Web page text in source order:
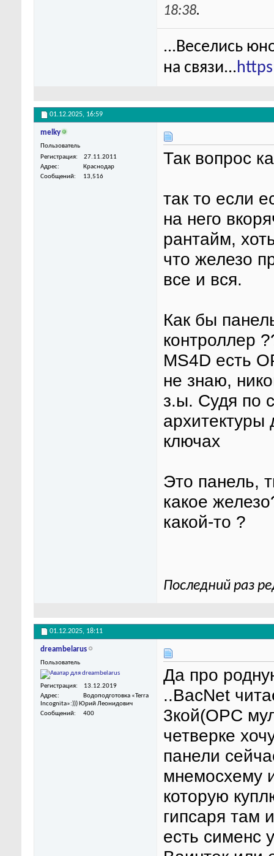
18:38.
...Веселись
на связи...
01.12.2025, 16:59
melky
Пользователь
Регистрация
27.11.2011
Адрес
Краснодар
Сообщений
13,516
Так вопрос
так то если
на него
рантайм,
что железо
все и вся.
Как бы
контроллер
MS4D есть
не знаю,
з.ы. Судя по
ключах
Это панель,
какое
какой-то ?
Последний раз
01.12.2025, 18:11
dreambelarus
Пользователь
Регистрация
13.12.2019
Адрес
Водоподготовка «Terra
Incognita»:))) Юрий Леонидович
Сообщений
400
Да про
..BacNet
3кой(OPC
четверке
панели
мнемосхему
которую
гипсаря там
есть сименс